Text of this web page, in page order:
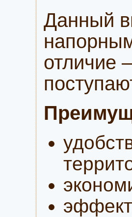
Данный
отличие